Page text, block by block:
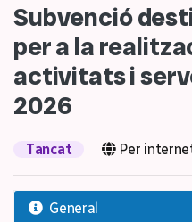
Subvenció
per a la
activitats i
2026
Tancat Per
General